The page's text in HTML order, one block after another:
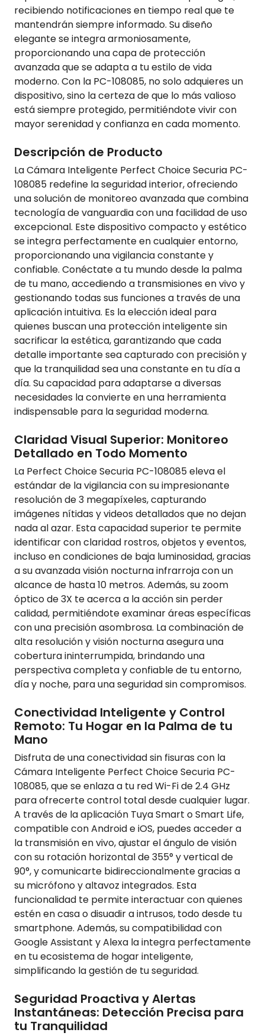
recibiendo notificaciones en tiempo real que te
mantendrán siempre informado. Su diseño
elegante se integra armoniosamente,
proporcionando una capa de protección
avanzada que se adapta a tu estilo de vida
moderno. Con la PC-108085, no solo adquieres un
dispositivo, sino la certeza de que lo más valioso
está siempre protegido, permitiéndote vivir con
mayor serenidad y confianza en cada momento.
Descripción de Producto
La Cámara Inteligente Perfect Choice Securia PC-
108085 redefine la seguridad interior, ofreciendo
una solución de monitoreo avanzada que combina
tecnología de vanguardia con una facilidad de uso
excepcional. Este dispositivo compacto y estético
se integra perfectamente en cualquier entorno,
proporcionando una vigilancia constante y
confiable. Conéctate a tu mundo desde la palma
de tu mano, accediendo a transmisiones en vivo y
gestionando todas sus funciones a través de una
aplicación intuitiva. Es la elección ideal para
quienes buscan una protección inteligente sin
sacrificar la estética, garantizando que cada
detalle importante sea capturado con precisión y
que la tranquilidad sea una constante en tu día a
día. Su capacidad para adaptarse a diversas
necesidades la convierte en una herramienta
indispensable para la seguridad moderna.
Claridad Visual Superior: Monitoreo
Detallado en Todo Momento
La Perfect Choice Securia PC-108085 eleva el
estándar de la vigilancia con su impresionante
resolución de 3 megapíxeles, capturando
imágenes nítidas y videos detallados que no dejan
nada al azar. Esta capacidad superior te permite
identificar con claridad rostros, objetos y eventos,
incluso en condiciones de baja luminosidad, gracias
a su avanzada visión nocturna infrarroja con un
alcance de hasta 10 metros. Además, su zoom
óptico de 3X te acerca a la acción sin perder
calidad, permitiéndote examinar áreas específicas
con una precisión asombrosa. La combinación de
alta resolución y visión nocturna asegura una
cobertura ininterrumpida, brindando una
perspectiva completa y confiable de tu entorno,
día y noche, para una seguridad sin compromisos.
Conectividad Inteligente y Control
Remoto: Tu Hogar en la Palma de tu
Mano
Disfruta de una conectividad sin fisuras con la
Cámara Inteligente Perfect Choice Securia PC-
108085, que se enlaza a tu red Wi-Fi de 2.4 GHz
para ofrecerte control total desde cualquier lugar.
A través de la aplicación Tuya Smart o Smart Life,
compatible con Android e iOS, puedes acceder a
la transmisión en vivo, ajustar el ángulo de visión
con su rotación horizontal de 355° y vertical de
90°, y comunicarte bidireccionalmente gracias a
su micrófono y altavoz integrados. Esta
funcionalidad te permite interactuar con quienes
estén en casa o disuadir a intrusos, todo desde tu
smartphone. Además, su compatibilidad con
Google Assistant y Alexa la integra perfectamente
en tu ecosistema de hogar inteligente,
simplificando la gestión de tu seguridad.
Seguridad Proactiva y Alertas
Instantáneas: Detección Precisa para
tu Tranquilidad